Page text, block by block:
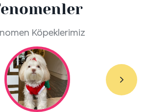
Köpeklerimiz